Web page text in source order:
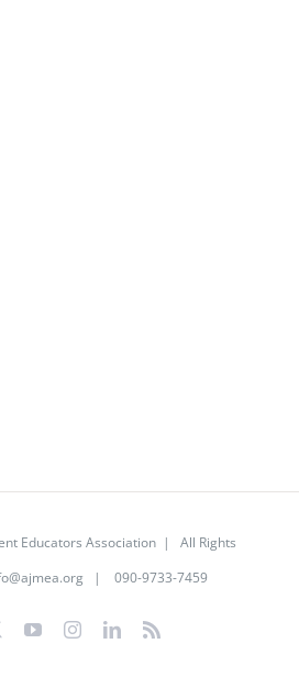
Educators Association | All Rights
| 090-9733-7459
YouTubeInstagramLinkedIn